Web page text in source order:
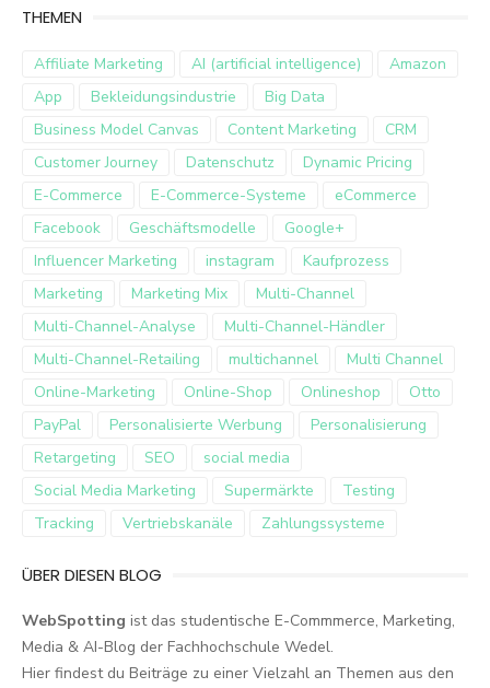
THEMEN
Affiliate Marketing AI (artificial intelligence)
Amazon
App
Bekleidungsindustrie
Big Data
Business Model Canvas
Content Marketing
CRM
Customer Journey
Datenschutz
Dynamic Pricing
E-Commerce
E-Commerce-Systeme
eCommerce
Facebook
Geschäftsmodelle
Google+
Influencer Marketing
instagram
Kaufprozess
Marketing
Marketing Mix
Multi-Channel
Multi-Channel-Analyse
Multi-Channel-Händler
Multi-Channel-Retailing
multichannel
Multi Channel
Online-Marketing
Online-Shop Onlineshop
Otto
PayPal
Personalisierte Werbung
Personalisierung
Retargeting
SEO
social media
Social Media Marketing
Supermärkte
Testing
Tracking
Vertriebskanäle Zahlungssysteme
ÜBER DIESEN BLOG
WebSpotting ist das studentische E-Commmerce, Marketing,
Media & AI-Blog der Fachhochschule Wedel.
Hier findest du Beiträge zu einer Vielzahl an Themen aus den